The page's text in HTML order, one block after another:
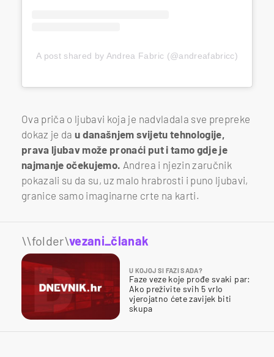
A post shared by Andrea Fabric (@andreafabricc)
Ova priča o ljubavi koja je nadvladala sve prepreke
dokaz je da u današnjem svijetu tehnologije,
prava ljubav može pronaći put i tamo gdje je
najmanje očekujemo. Andrea i njezin zaručnik
pokazali su da su, uz malo hrabrosti i puno ljubavi,
granice samo imaginarne crte na karti.
\\folder\vezani_članak
U KOJOJ SI FAZI SADA?
Faze veze koje prođe svaki par:
Ako preživite svih 5 vrlo
vjerojatno ćete zavijek biti
skupa